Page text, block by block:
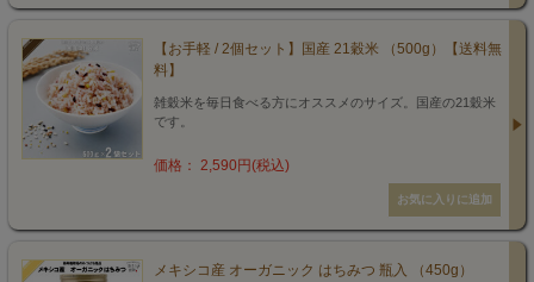
【お手軽 / 2個セット】国産 21穀米 （500g）【送料無
料】
雑穀米を毎日食べる方にオススメのサイズ。国産の21穀米
です。
価格： 2,590円(税込)
メキシコ産 オーガニック はちみつ 瓶入 （450g）